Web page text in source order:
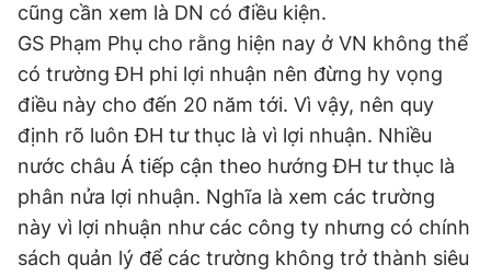
cũng cần xem là DN có điều kiện.
GS Phạm Phụ cho rằng hiện nay ở VN không thể
có trường ĐH phi lợi nhuận nên đừng hy vọng
điều này cho đến 20 năm tới. Vì vậy, nên quy
định rõ luôn ĐH tư thục là vì lợi nhuận. Nhiều
nước châu Á tiếp cận theo hướng ĐH tư thục là
phân nửa lợi nhuận. Nghĩa là xem các trường
này vì lợi nhuận như các công ty nhưng có chính
sách quản lý để các trường không trở thành siêu